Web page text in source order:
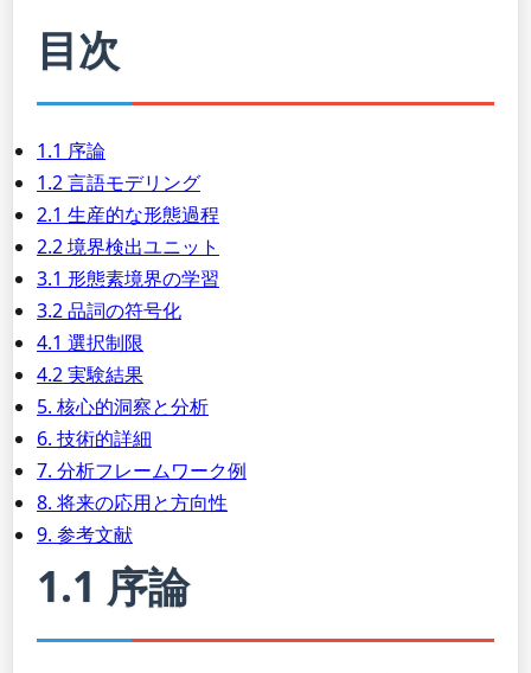
目次
1.1 序論
1.2 言語モデリング
2.1 生産的な形態過程
2.2 境界検出ユニット
3.1 形態素境界の学習
3.2 品詞の符号化
4.1 選択制限
4.2 実験結果
5. 核心的洞察と分析
6. 技術的詳細
7. 分析フレームワーク例
8. 将来の応用と方向性
9. 参考文献
1.1 序論